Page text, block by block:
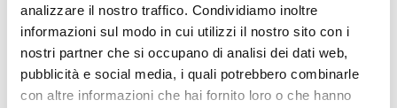
analizzare il nostro traffico. Condividiamo inoltre
informazioni sul modo in cui utilizzi il nostro sito con i
nostri partner che si occupano di analisi dei dati web,
pubblicità e social media, i quali potrebbero combinarle
con altre informazioni che hai fornito loro o che hanno